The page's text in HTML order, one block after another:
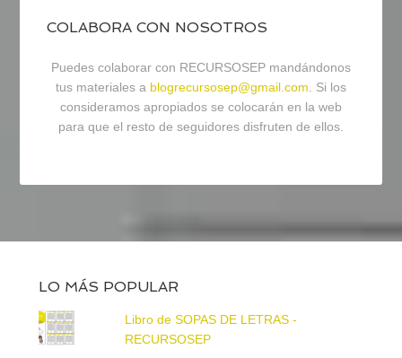
COLABORA CON NOSOTROS
Puedes colaborar con RECURSOSEP mandándonos
tus materiales a blogrecursosep@gmail.com. Si los
consideramos apropiados se colocarán en la web
para que el resto de seguidores disfruten de ellos.
LO MÁS POPULAR
Libro de SOPAS DE LETRAS -
RECURSOSEP